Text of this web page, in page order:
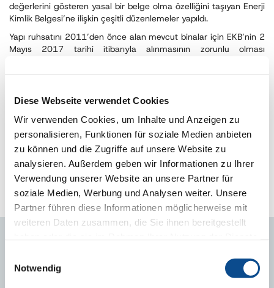
Diese Webseite verwendet Cookies
Wir verwenden Cookies, um Inhalte und Anzeigen zu
personalisieren, Funktionen für soziale Medien anbieten
zu können und die Zugriffe auf unsere Website zu
analysieren. Außerdem geben wir Informationen zu Ihrer
Verwendung unserer Website an unsere Partner für
soziale Medien, Werbung und Analysen weiter. Unsere
Partner führen diese Informationen möglicherweise mit
weiteren Daten zusammen, die Sie ihnen bereitgestellt
Notwendig
değerlerini gösteren yasal bir belge olma özelliğini taşıyan Enerji
Kimlik Belgesi’ne ilişkin çeşitli düzenlemeler yapıldı.
Yapı ruhsatını 2011’den önce alan mevcut binalar için EKB’nin 2
Mayıs 2017 tarihi itibarıyla alınmasının zorunlu olması
düzenlenmiş olması şartı aranır. Binanın veya bağımsız bölümün
satılması veya kiraya verilmesi safhasında, mal sahibi Enerji
Kimlik Belgesi’nin bir suretini alıcıya veya kiracıya verir”
maddesine “1 Ocak 2020’ye kadar uygulanmaz” hükmü
eklenerek, uygulama ertelendi. EKB vermeye yetkili kuruluşlar,
“Bakanlık tarafından yetkilendirilmiş gerçek veya tüzel kişiler”
olarak belirlendi.
Kaynak: www.milliyet.com.tr